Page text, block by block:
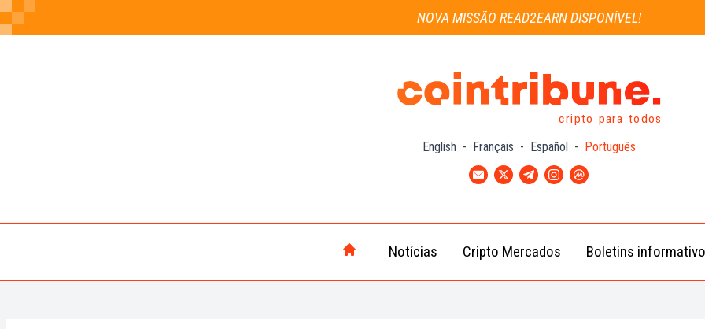
NOVA MISSÃO READ2EARN DISPONÍVEL!
cripto para todos
English - Français - Español - Português
Notícias
Notícias
Cripto
Cripto Mercados
(BTC)
Boletins